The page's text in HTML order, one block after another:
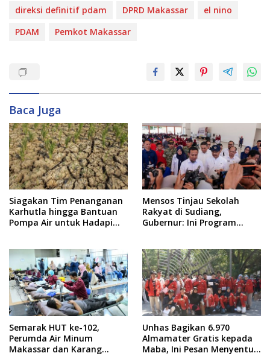
direksi definitif pdam DPRD Makassar
el nino
PDAM
Pemkot Makassar
Baca Juga
Siagakan Tim Penanganan
Karhutla hingga Bantuan
Pompa Air untuk Hadapi
Mensos Tinjau Sekolah
Rakyat di Sudiang,
Gubernur: Ini Program
Semarak HUT ke-102,
Perumda Air Minum
Makassar dan Karang
Unhas Bagikan 6.970
Almamater Gratis kepada
Maba, Ini Pesan Menyentuh